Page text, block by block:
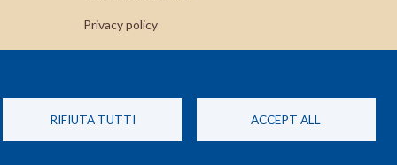
RIFIUTA TUTTI ACCEPT ALL
Privacy policy
Richiedi un reso